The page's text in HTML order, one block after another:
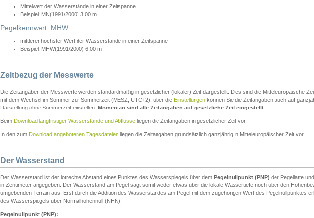
Mittelwert der Wasserstände in einer Zeitspanne
Beispiel: MN(1991/2000) 3,00 m
Pegelkennwert: MHW
mittlerer höchster Wert der Wasserstände in einer Zeitspanne
Beispiel: MHW(1991/2000) 6,00 m
Zeitbezug der Messwerte
Die Zeitangaben der Messwerte werden standardmäßig in gesetzlicher (lokaler) Zeit dargestellt. Dies sind die Mitteleuropäische
mit dem Wechsel im Sommer zur Sommerzeit (MESZ, UTC+2). über die Einstellungen können Sie die Zeitangaben auch auf
Darstellung ohne Sommerzeit einstellen. Momentan sind alle Zeitangaben auf gesetzliche Zeit eingestellt.
Beim Download langfristiger Wasserstände und Abflüsse liegen die Zeitangaben in gesetzlicher Zeit vor.
In den zum Download angebotenen Tagesdateien liegen die Zeitangaben grundsätzlich ganzjährig in Mitteleuropäischer Zeit vor.
Der Wasserstand
Der Wasserstand ist der lotrechte Abstand eines Punktes des Wasserspiegels über dem Pegelnullpunkt (PNP) der Pegellatte
in Zentimeter angegeben. Der Wasserstand am Pegel sagt somit weder etwas über die lokale Wassertiefe noch über den
umgebenden Terrain aus. Erst durch die Addition des Wasserstandes am Pegel mit dem zugehörigen Wert des Pegelnullpunktes
des Wasserspiegels über Normalhöhennull (NHN).
Pegelnullpunkt (PNP):